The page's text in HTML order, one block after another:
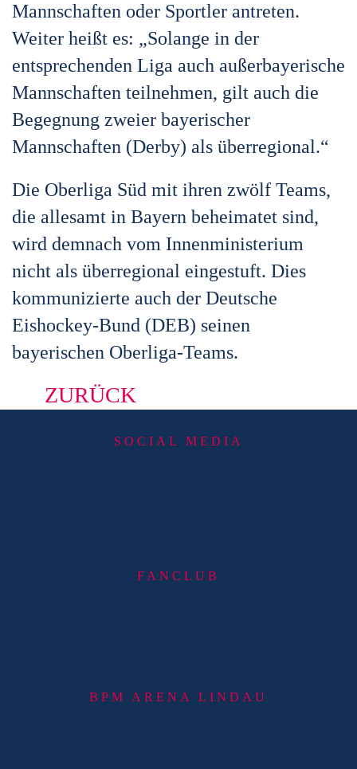
Mannschaften oder Sportler antreten.
Weiter heißt es: „Solange in der
entsprechenden Liga auch außerbayerische
Mannschaften teilnehmen, gilt auch die
Begegnung zweier bayerischer
Mannschaften (Derby) als überregional.“
Die Oberliga Süd mit ihren zwölf Teams,
die allesamt in Bayern beheimatet sind,
wird demnach vom Innenministerium
nicht als überregional eingestuft. Dies
kommunizierte auch der Deutsche
Eishockey-Bund (DEB) seinen
bayerischen Oberliga-Teams.
ZURÜCK
SOCIAL MEDIA
FANCLUB
BPM ARENA LINDAU